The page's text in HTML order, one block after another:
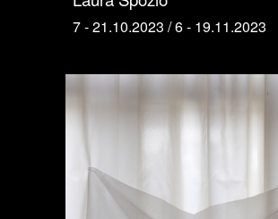
7 - 21.10.2023 / 6 - 19.11.2023